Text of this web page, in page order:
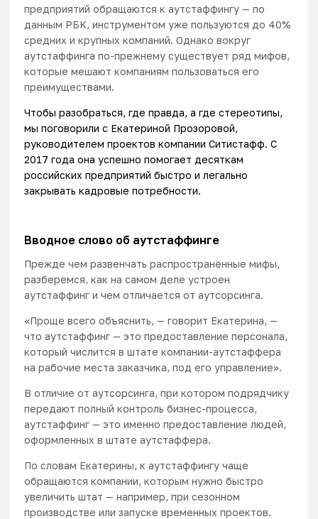
предприятий обращаются к аутстаффингу — по
данным РБК, инструментом уже пользуются до 40%
средних и крупных компаний. Однако вокруг
аутстаффинга по-прежнему существует ряд мифов,
которые мешают компаниям пользоваться его
преимуществами.
Чтобы разобраться, где правда, а где стереотипы,
мы поговорили с Екатериной Прозоровой,
руководителем проектов компании Ситистафф. С
2017 года она успешно помогает десяткам
российских предприятий быстро и легально
закрывать кадровые потребности.
Вводное слово об аутстаффинге
Прежде чем развенчать распространённые мифы,
разберемся, как на самом деле устроен
аутстаффинг и чем отличается от аутсорсинга.
«Проще всего объяснить, — говорит Екатерина, —
что аутстаффинг — это предоставление персонала,
который числится в штате компании-аутстаффера
на рабочие места заказчика, под его управление».
В отличие от аутсорсинга, при котором подрядчику
передают полный контроль бизнес-процесса,
аутстаффинг — это именно предоставление людей,
оформленных в штате аутстаффера.
По словам Екатерины, к аутстаффингу чаще
обращаются компании, которым нужно быстро
увеличить штат — например, при сезонном
производстве или запуске временных проектов.